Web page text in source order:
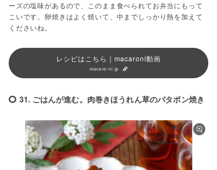
ーズの塩味があるので、このまま食べられてお弁当にもって
こいです。卵焼きはよく焼いて、中までしっかり熱を加えて
くださいね。
レシピはこちら｜macaroni動画
macaro-ni.jp
31. ごはんが進む。肉巻きほうれん草のバタポン焼き